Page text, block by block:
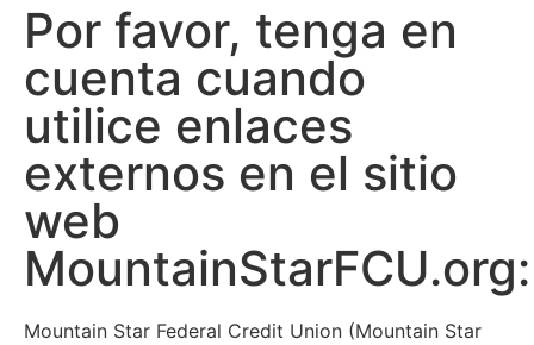
Por favor, tenga en
cuenta cuando
utilice enlaces
externos en el sitio
web
MountainStarFCU.org:
Mountain Star Federal Credit Union (Mountain Star